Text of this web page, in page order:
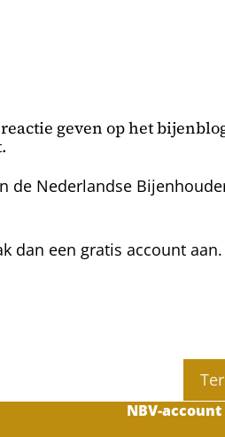
geven op het
de Nederlandse
dan een gratis account aan.
NBV-